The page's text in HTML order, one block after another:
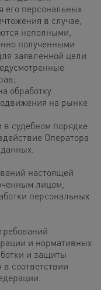
его персональных
в случае,
неполными,
полученными
заявленной цели
обработку
на рынке
судебном порядке
Оператора
настоящей
лицом,
персональных
и нормативных
и защиты
соответствии